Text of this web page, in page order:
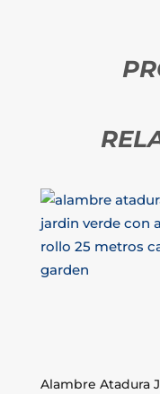
Alambre Atadura